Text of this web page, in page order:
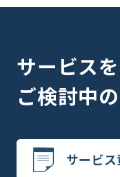
サービスを
ご検討中
サービ